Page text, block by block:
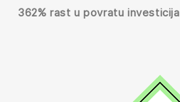
362% rast u povratu investicija